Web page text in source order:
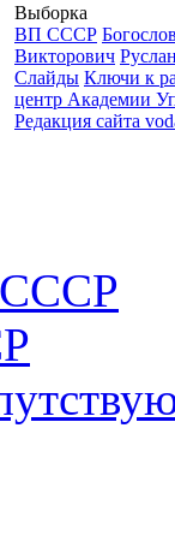
Выборка
ВП СССР
Викторович
Слайды Ключи к
центр Академии
Редакция сайта
СССР